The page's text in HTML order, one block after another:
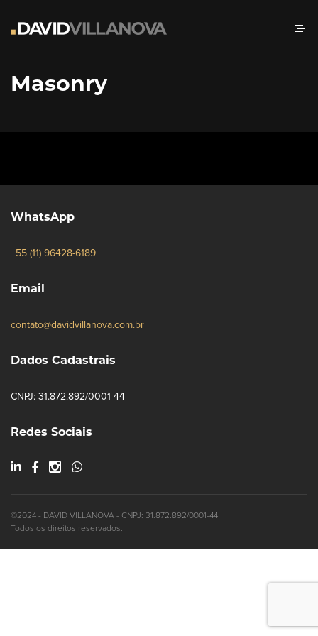
Masonry
WhatsApp
+55 (11) 96428-6189
Email
contato@davidvillanova.com.br
Dados Cadastrais
CNPJ: 31.872.892/0001-44
Redes Sociais
©2024 - DAVID VILLANOVA - CNPJ: 31.872.892/0001-44
Todos os direitos reservados.